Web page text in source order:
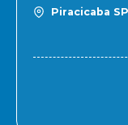
Piracicaba SP